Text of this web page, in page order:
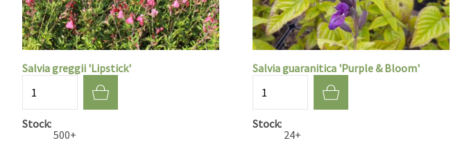
Salvia greggii 'Lipstick'
Stock
500+
Salvia guaranitica 'Purple & Bloom'
Stock
24+